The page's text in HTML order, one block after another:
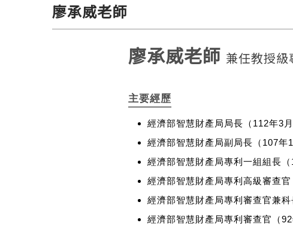
廖承威老師
廖承威老師 兼任教授級
主要經歷
經濟部智慧財產局局長（112年3月
經濟部智慧財產局副局長（107年
經濟部智慧財產局專利一組組長（
經濟部智慧財產局專利高級審查官
經濟部智慧財產局專利審查官兼科
經濟部智慧財產局專利審查官（92